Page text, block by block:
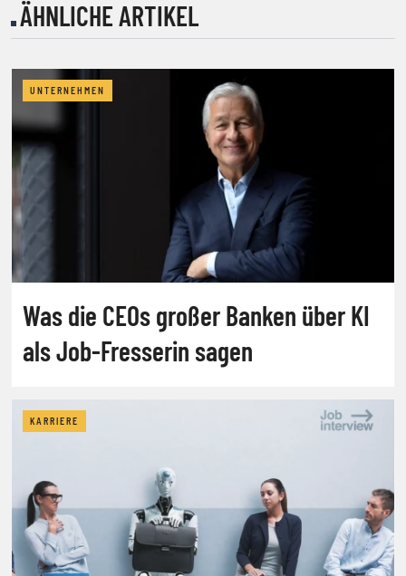
ÄHNLICHE ARTIKEL
UNTERNEHMEN
Was die CEOs großer Banken über KI
als Job-Fresserin sagen
KARRIERE